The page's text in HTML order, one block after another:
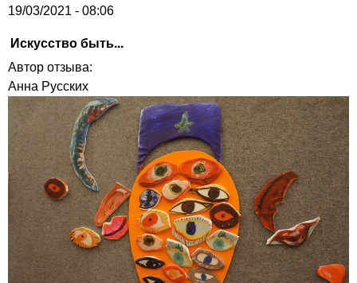
19/03/2021 - 08:06
Искусство быть...
Автор отзыва:
Анна Русских